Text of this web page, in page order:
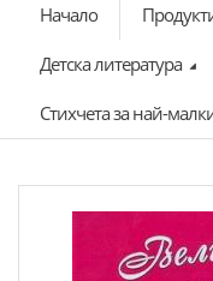
Начало
Детска литература
Стихчета за най-